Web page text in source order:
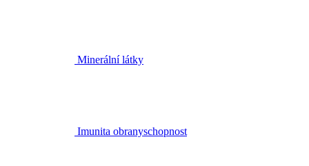
Minerální látky
Imunita obranyschopnost